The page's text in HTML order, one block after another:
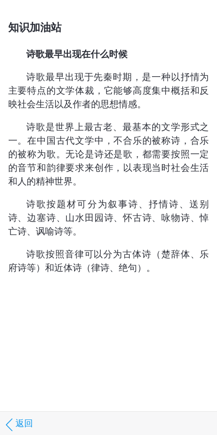
返回
知识加油站
诗歌最早出现在什么时候
诗歌最早出现于先秦时期，是一种以抒情为
主要特点的文学体裁，它能够高度集中概括和反
映社会生活以及作者的思想情感。
诗歌是世界上最古老、最基本的文学形式之
一。在中国古代文学中，不合乐的被称诗，合乐
的被称为歌。无论是诗还是歌，都需要按照一定
的音节和韵律要求来创作，以表现当时社会生活
和人的精神世界。
诗歌按题材可分为叙事诗、抒情诗、送别
诗、边塞诗、山水田园诗、怀古诗、咏物诗、悼
亡诗、讽喻诗等。
诗歌按照音律可以分为古体诗（楚辞体、乐
府诗等）和近体诗（律诗、绝句）。